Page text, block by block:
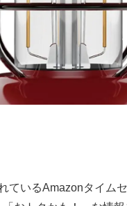
ているAmazonタイムセ